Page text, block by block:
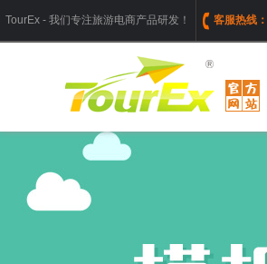
TourEx - 我们专注旅游电商产品研发！ 客服热线：